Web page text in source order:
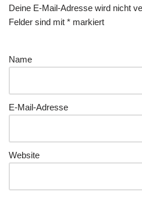
Deine E-Mail-Adresse wird nicht
Felder sind mit * markiert
Name
E-Mail-Adresse
Website